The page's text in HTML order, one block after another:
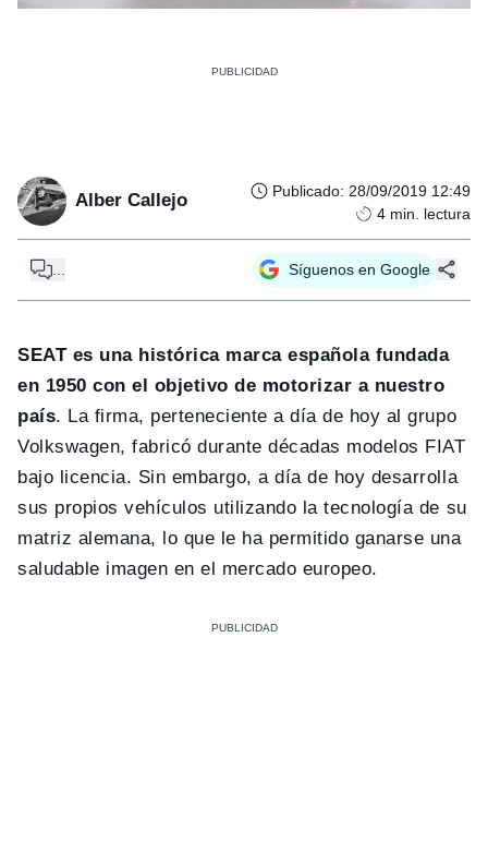
Alber Callejo Publicado: 28/09/2019 12:49
4 min. lectura
Síguenos en Google
SEAT es una histórica marca española fundada
en 1950 con el objetivo de motorizar a nuestro
país. La firma, perteneciente a día de hoy al grupo
Volkswagen, fabricó durante décadas modelos FIAT
bajo licencia. Sin embargo, a día de hoy desarrolla
sus propios vehículos utilizando la tecnología de su
matriz alemana, lo que le ha permitido ganarse una
saludable imagen en el mercado europeo.